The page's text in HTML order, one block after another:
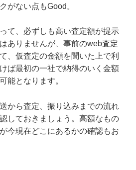
がない点もGood。
て、必ずしも高い査定額が提示
ありませんが、事前のweb査定
、仮査定の金額を聞いた上で利
ば最初の一社で納得のいく金額
能となります。
から査定、振り込みまでの流れ
しておきましょう。高額なもの
今現在どこにあるかの確認もお